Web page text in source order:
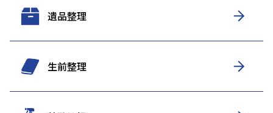
遺品整理
生前整理